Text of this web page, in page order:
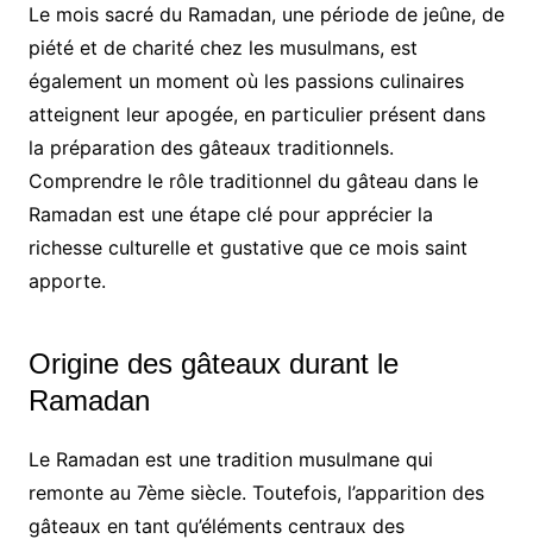
Le mois sacré du Ramadan, une période de jeûne, de
piété et de charité chez les musulmans, est
également un moment où les passions culinaires
atteignent leur apogée, en particulier présent dans
la préparation des gâteaux traditionnels.
Comprendre le rôle traditionnel du gâteau dans le
Ramadan est une étape clé pour apprécier la
richesse culturelle et gustative que ce mois saint
apporte.
Origine des gâteaux durant le
Ramadan
Le Ramadan est une tradition musulmane qui
remonte au 7ème siècle. Toutefois, l’apparition des
gâteaux en tant qu’éléments centraux des